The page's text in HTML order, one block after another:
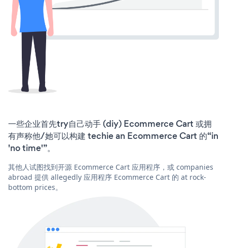
一些企业首先try自己动手 (diy) Ecommerce Cart 或拥
有声称他/她可以构建 techie an Ecommerce Cart 的“in
'no time'”。
其他人试图找到开源 Ecommerce Cart 应用程序，或 companies
abroad 提供 allegedly 应用程序 Ecommerce Cart 的 at rock-
bottom prices。